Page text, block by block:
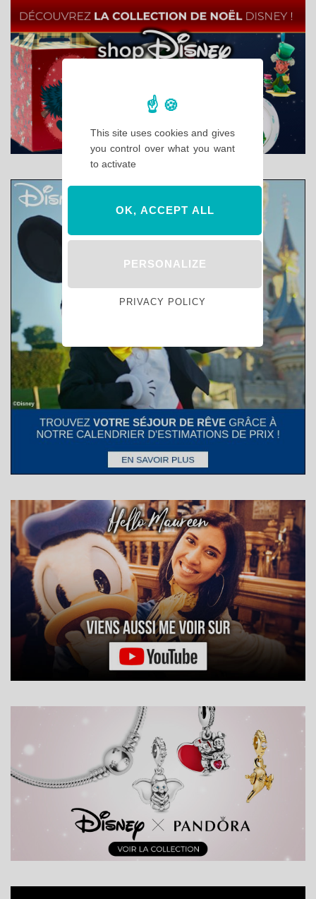
This site uses cookies and gives
you control over what you want
to activate
OK, ACCEPT ALL
PERSONALIZE
PRIVACY POLICY